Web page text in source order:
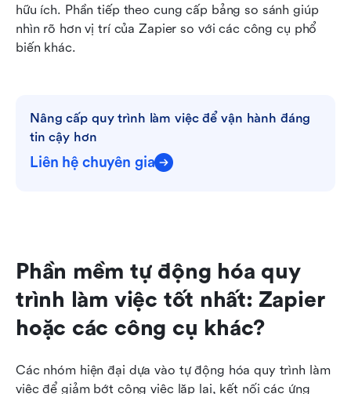
hữu ích. Phần tiếp theo cung cấp bảng so sánh giúp
nhìn rõ hơn vị trí của Zapier so với các công cụ phổ
biến khác.
Nâng cấp quy trình làm việc để vận hành đáng
tin cậy hơn
Liên hệ chuyên gia
Phần mềm tự động hóa quy
trình làm việc tốt nhất: Zapier
hoặc các công cụ khác?
Các nhóm hiện đại dựa vào tự động hóa quy trình làm
việc để giảm bớt công việc lặp lại, kết nối các ứng